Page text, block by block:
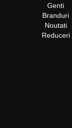
Genti
Branduri
Noutati
Reduceri